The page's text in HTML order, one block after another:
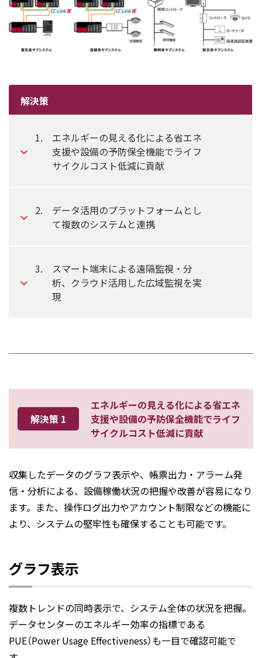
解決策
1.
エネルギーの見える化による省エネ
支援や設備の予防保全機能でライフ
サイクルコスト低減に貢献
2.
データ活用のプラットフォームとし
て複数のシステムと連携
3.
スマート端末による遠隔監視・分
析、クラウド活用した広域監視を実
現
解決策 1
エネルギーの見える化による省エネ
支援や設備の予防保全機能でライフ
サイクルコスト低減に貢献
収集したデータのグラフ表示や、帳票出力・アラーム発
信・分析による、設備稼働状況の把握や改善が容易になり
ます。また、操作ログ出力やアカウント制限などの機能に
より、システムの堅牢性も確保することも可能です。
グラフ表示
複数トレンドの同時表示で、システム全体の状況を把握。
データセンターのエネルギー効率の指標である
PUE（Power Usage Effectiveness）も一目で確認可能で